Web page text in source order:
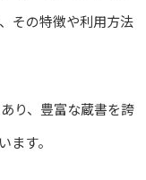
その特徴や利用方法
り、豊富な蔵書を誇
す。